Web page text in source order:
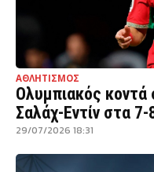
ΑΘΛΗΤΙΣΜΟΣ
Ολυμπιακός
Σαλάχ-Εντίν στα
29/07/2026 18:31